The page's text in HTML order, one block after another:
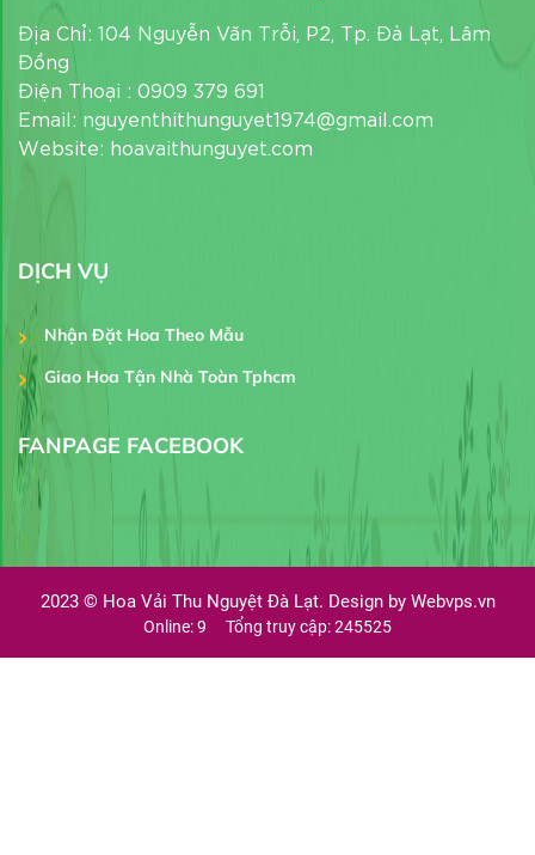
Địa Chỉ: 104 Nguyễn Văn Trỗi, P2, Tp. Đà Lạt, Lâm
Đồng
Điện Thoại : 0909 379 691
Email: nguyenthithunguyet1974@gmail.com
Website: hoavaithunguyet.com
DỊCH VỤ
Nhận Đặt Hoa Theo Mẫu
Giao Hoa Tận Nhà Toàn Tphcm
FANPAGE FACEBOOK
2023 © Hoa Vải Thu Nguyệt Đà Lạt. Design by Webvps.vn
Online: 9 Tổng truy cập: 245525